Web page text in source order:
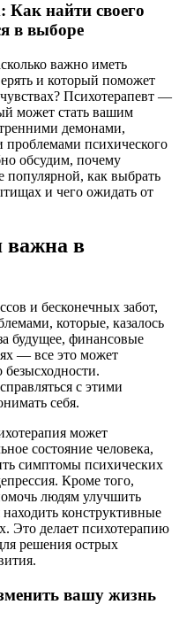
найти своего
в выборе
важно иметь
и который поможет
Психотерапевт —
может стать вашим
демонами,
проблемами психического
обсудим, почему
популярной, как выбрать
и чего ожидать от
важна в
и бесконечных забот,
которые, казалось
будущее, финансовые
— все это может
безысходности.
с этими
себя.
может
состояние человека,
симптомы психических
Кроме того,
людям улучшить
конструктивные
Это делает психотерапию
решения острых
вашу жизнь